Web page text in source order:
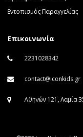
Εντοπισμός Παραγγελίας
Επικοινωνία
2231028342
contact@iconkids.gr
Αθηνών 121, Λαμία